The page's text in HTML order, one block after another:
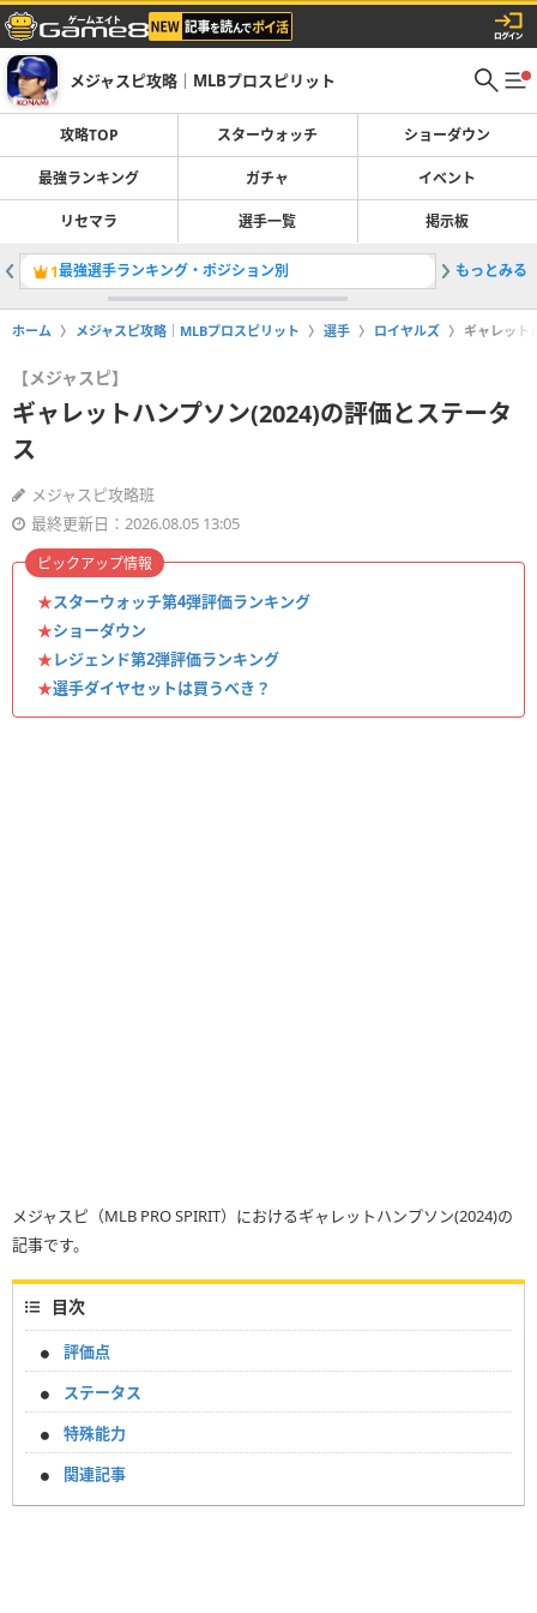
メジャスピ攻略｜MLBプロスピリット
攻略TOP スターウォッチ ショーダウン
最強ランキング ガチャ イベント
リセマラ 選手一覧 掲示板
1最強選手ランキング・ポジション別 2レジェ
もっとみる
ホーム メジャスピ攻略｜MLBプロスピリット 選手 ロイヤルズ ギャレット
【メジャスピ】
ギャレットハンプソン(2024)の評価とステータ
ス
メジャスピ攻略班
最終更新日：2026.08.05 13:05
★スターウォッチ第4弾評価ランキング
★ショーダウン
★レジェンド第2弾評価ランキング
★選手ダイヤセットは買うべき？
ピックアップ情報
メジャスピ（MLB PRO SPIRIT）におけるギャレットハンプソン(2024)の
記事です。
目次
評価点
ステータス
特殊能力
関連記事